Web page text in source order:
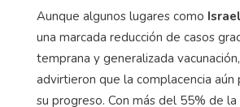
Aunque algunos lugares como Israel
una marcada reducción de casos
temprana y generalizada
advirtieron que la complacencia aún
su progreso. Con más del 55% de